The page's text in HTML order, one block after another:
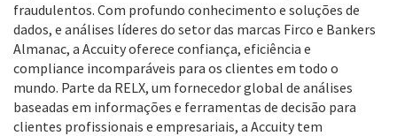
fraudulentos. Com profundo conhecimento e soluções de
dados, e análises líderes do setor das marcas Firco e Bankers
Almanac, a Accuity oferece confiança, eficiência e
compliance incomparáveis para os clientes em todo o
mundo. Parte da RELX, um fornecedor global de análises
baseadas em informações e ferramentas de decisão para
clientes profissionais e empresariais, a Accuity tem